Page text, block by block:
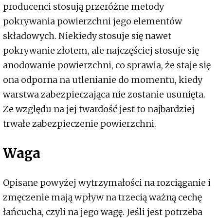
producenci stosują przeróżne metody
pokrywania powierzchni jego elementów
składowych. Niekiedy stosuje się nawet
pokrywanie złotem, ale najczęściej stosuje się
anodowanie powierzchni, co sprawia, że staje się
ona odporna na utlenianie do momentu, kiedy
warstwa zabezpieczająca nie zostanie usunięta.
Ze względu na jej twardość jest to najbardziej
trwałe zabezpieczenie powierzchni.
Waga
Opisane powyżej wytrzymałości na rozciąganie i
zmęczenie mają wpływ na trzecią ważną cechę
łańcucha, czyli na jego wagę. Jeśli jest potrzeba